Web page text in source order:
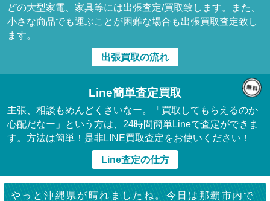
どの大型家電、家具等には出張査定/買取致します。また、
小さな商品でも運ぶことが困難な場合も出張買取査定致し
ます。
出張買取の流れ
Line簡単査定買取
主張、相談もめんどくさいなー。「買取してもらえるのか
心配だなー」という方は、24時間簡単Lineで査定ができま
す。方法は簡単！是非LINE買取査定をお使いください！
Line査定の仕方
やっと沖縄県が晴れましたね。今日は那覇市内で